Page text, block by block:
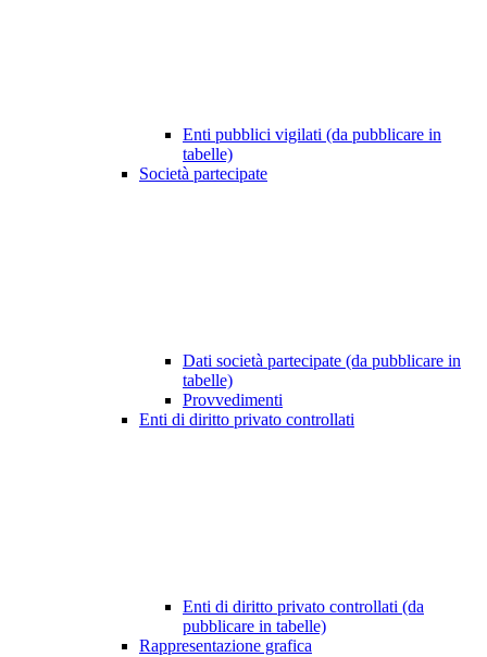
Enti pubblici vigilati (da pubblicare in
tabelle)
Società partecipate
Dati società partecipate (da pubblicare in
tabelle)
Provvedimenti
Enti di diritto privato controllati
Enti di diritto privato controllati (da
pubblicare in tabelle)
Rappresentazione grafica